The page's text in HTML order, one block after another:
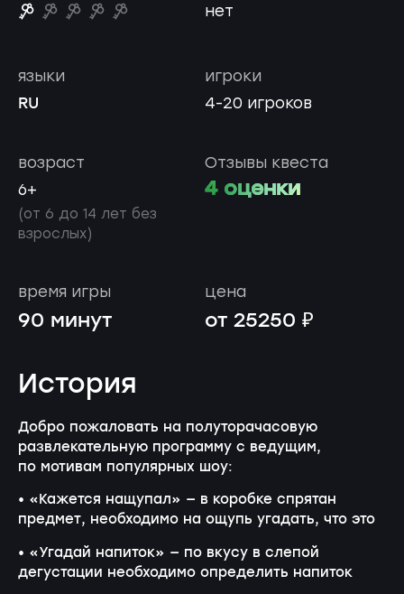
нет
игроки
4-20 игроков
языки
RU
возраст
6+
(от 6 до 14 лет без
взрослых)
Отзывы квеста
4 оценки
время игры
90 минут
цена
от 25250 ₽
История
Добро пожаловать на полуторачасовую
развлекательную программу с ведущим,
по мотивам популярных шоу:
• «Кажется нащупал» — в коробке спрятан
предмет, необходимо на ощупь угадать, что это
• «Угадай напиток» — по вкусу в слепой
дегустации необходимо определить напиток